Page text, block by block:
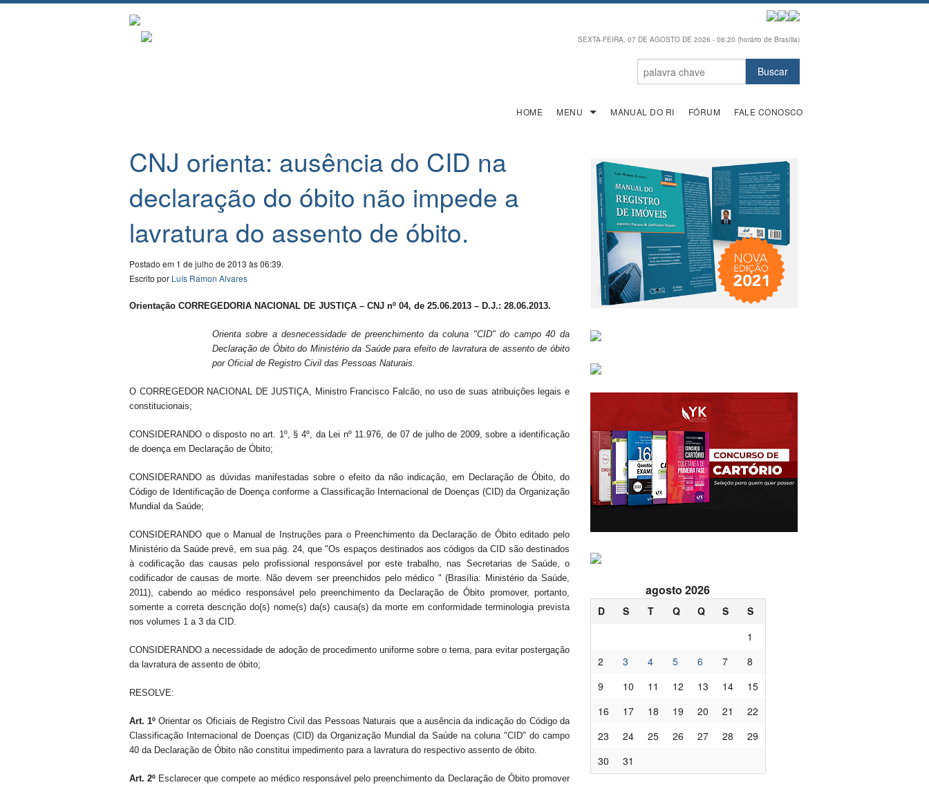
SEXTA-FEIRA, 07 DE AGOSTO DE 2026 - 06:20 (horário de Brasília)
HOME MENU MANUAL DO RI FÓRUM FALE CONOSCO
CNJ orienta: ausência do CID na
declaração do óbito não impede a
lavratura do assento de óbito.
Postado em 1 de julho de 2013 às 06:39.
Escrito por Luís Ramon Alvares
Orientação CORREGEDORIA NACIONAL DE JUSTIÇA – CNJ nº 04, de 25.06.2013 – D.J.: 28.06.2013.
Orienta sobre a desnecessidade de preenchimento da coluna "CID" do campo 40 da
Declaração de Óbito do Ministério da Saúde para efeito de lavratura de assento de óbito
por Oficial de Registro Civil das Pessoas Naturais.
O CORREGEDOR NACIONAL DE JUSTIÇA, Ministro Francisco Falcão, no uso de suas atribuições legais e
constitucionais;
CONSIDERANDO o disposto no art. 1º, § 4º, da Lei nº 11.976, de 07 de julho de 2009, sobre a identificação
de doença em Declaração de Óbito;
CONSIDERANDO as dúvidas manifestadas sobre o efeito da não indicação, em Declaração de Óbito, do
Código de Identificação de Doença conforme a Classificação Internacional de Doenças (CID) da Organização
Mundial da Saúde;
CONSIDERANDO que o Manual de Instruções para o Preenchimento da Declaração de Óbito editado pelo
Ministério da Saúde prevê, em sua pág. 24, que "Os espaços destinados aos códigos da CID são destinados
à codificação das causas pelo profissional responsável por este trabalho, nas Secretarias de Saúde, o
codificador de causas de morte. Não devem ser preenchidos pelo médico " (Brasília: Ministério da Saúde,
2011), cabendo ao médico responsável pelo preenchimento da Declaração de Óbito promover, portanto,
somente a correta descrição do(s) nome(s) da(s) causa(s) da morte em conformidade terminologia prevista
nos volumes 1 a 3 da CID.
CONSIDERANDO a necessidade de adoção de procedimento uniforme sobre o tema, para evitar postergação
da lavratura de assento de óbito;
RESOLVE:
Art. 1º Orientar os Oficiais de Registro Civil das Pessoas Naturais que a ausência da indicação do Código da
Classificação Internacional de Doenças (CID) da Organização Mundial da Saúde na coluna "CID" do campo
40 da Declaração de Óbito não constitui impedimento para a lavratura do respectivo assento de óbito.
Art. 2º Esclarecer que compete ao médico responsável pelo preenchimento da Declaração de Óbito promover
agosto 2026
D S T Q Q S
S
1
2
3 4 5 6 7
8
9
10 11 12 13 14
15
16
17 18 19 20 21
22
23
24 25 26 27 28
29
30
31